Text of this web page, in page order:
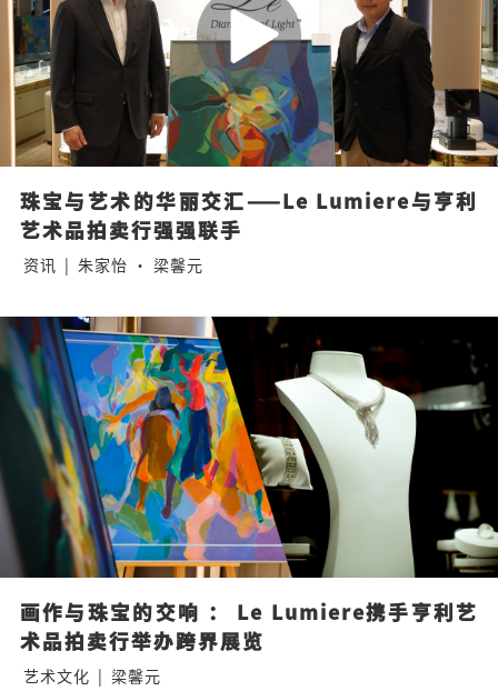
珠宝与艺术的华丽交汇——Le Lumiere与亨利
艺术品拍卖行强强联手
资讯 | 朱家怡 · 梁馨元
画作与珠宝的交响 ： Le Lumiere携手亨利艺
术品拍卖行举办跨界展览
艺术文化 | 梁馨元